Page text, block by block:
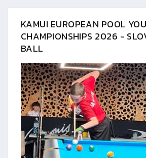
KAMUI EUROPEAN POOL
CHAMPIONSHIPS 2026 -
BALL